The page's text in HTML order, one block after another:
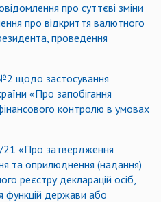
про суттєві зміни
про відкриття валютного
проведення
щодо застосування
«Про запобігання
контролю в умовах
«Про затвердження
та оприлюднення (надання)
реєстру декларацій осіб,
функцій держави або